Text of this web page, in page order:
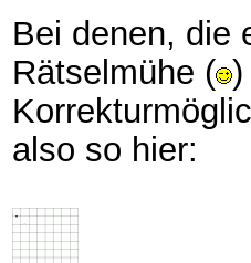
Bei denen, die
Rätselmühe ( )
also so hier: